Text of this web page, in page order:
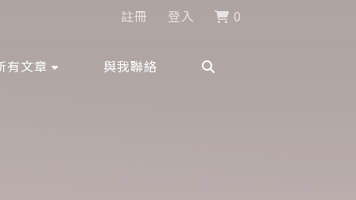
註冊 登入 0
有文章 與我聯絡